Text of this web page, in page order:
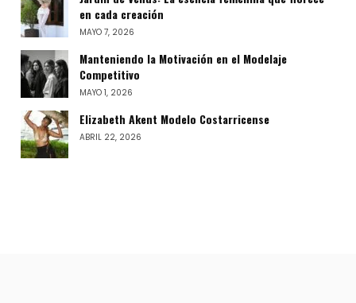
en cada creación
MAYO 7, 2026
Manteniendo la Motivación en el Modelaje
Competitivo
MAYO 1, 2026
Elizabeth Akent Modelo Costarricense
ABRIL 22, 2026